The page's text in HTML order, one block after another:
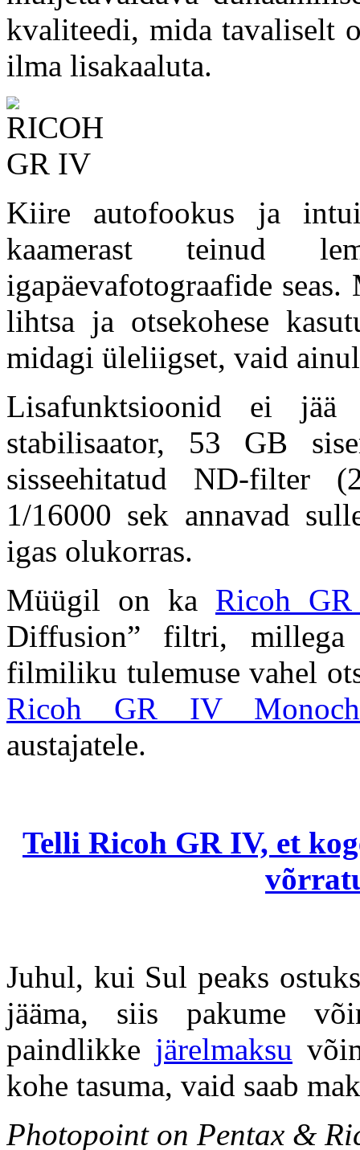
kvaliteedi, mida tavaliselt
ilma lisakaaluta.
Kiire autofookus ja
kaamerast teinud
igapäevafotograafide
lihtsa ja otsekohese
midagi üleliigset, vaid
Lisafunktsioonid ei
stabilisaator, 53 GB
sisseehitatud ND-filter
1/16000 sek annavad
igas olukorras.
Müügil on ka Ricoh
Diffusion” filtri, millega
filmiliku tulemuse vahel
Ricoh GR IV
austajatele.
Telli Ricoh GR IV, et
Juhul, kui Sul peaks
jääma, siis pakume
paindlikke järelmaksu
kohe tasuma, vaid saab
Photopoint on Pentax &